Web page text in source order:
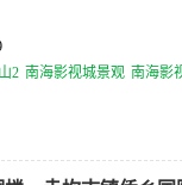
2 南海影视城景观 南海影